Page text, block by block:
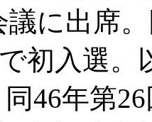
に出席
で初入選
46年第